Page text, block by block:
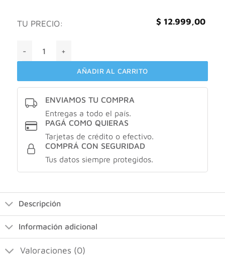
TU PRECIO: $ 12.999,00
AÑADIR AL CARRITO
ENVIAMOS TU COMPRA
Entregas a todo el país.
PAGÁ COMO QUIERAS
Tarjetas de crédito o efectivo.
COMPRÁ CON SEGURIDAD
Tus datos siempre protegidos.
Descripción
Información adicional
Valoraciones (0)